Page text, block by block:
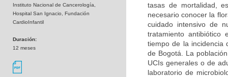
Instituto Nacional de Cancerología,
Hospital San Ignacio, Fundación
CardioInfantil
Duración:
12 meses
tasas de mortalidad,
necesario conocer la
cuidado intensivo de
tratamiento antibiótico
tiempo de la incidencia
de Bogotá. La
UCIs generales o de
laboratorio de